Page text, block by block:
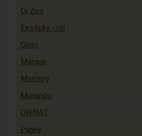
Dr.Zoo
Exotický - ráj
Giom
Margus
Mastery
Morando
OWNAT
Papky